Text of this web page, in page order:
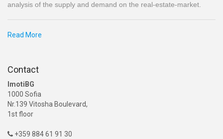
analysis of the supply and demand on the real-estate-market.
Read More
Contact
ImotiBG
1000 Sofia
Nr.139 Vitosha Boulevard,
1st floor
 +359 884 61 91 30